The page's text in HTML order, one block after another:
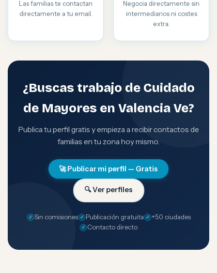
Las familias te contactan
directamente a tu email.
Negocia directamente sin
intermediarios ni costes
extra.
¿Buscas trabajo de Cuidado
de Mayores en Valencia Ve?
Publica tu perfil gratis y empieza a recibir contactos de
familias en tu zona hoy mismo.
🚀 Publicar mi perfil — Gratis
🔍 Ver perfiles
Sin comisiones Publicación gratuita
+50 ciudades
Contacto directo